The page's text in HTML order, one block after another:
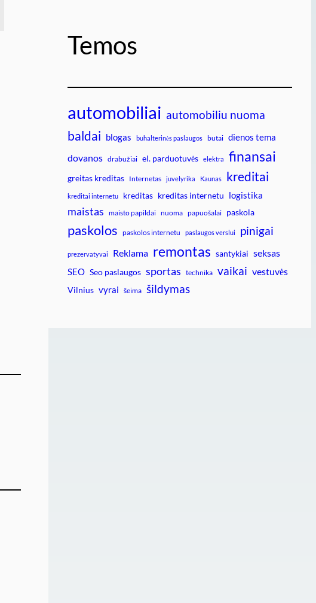
Temos
automobiliai automobiliu nuoma
baldai blogas buhalterinės paslaugos butai dienos tema
dovanos drabužiai el. parduotuvės elektra finansai
greitas kreditas Internetas juvelyrika Kaunas kreditai
kreditai internetu kreditas kreditas internetu logistika
maistas maisto papildai nuoma papuošalai paskola
paskolos paskolos internetu paslaugos verslui pinigai
prezervatyvai Reklama remontas santykiai seksas
SEO Seo paslaugos sportas technika vaikai vestuvės
Vilnius vyrai šeima šildymas